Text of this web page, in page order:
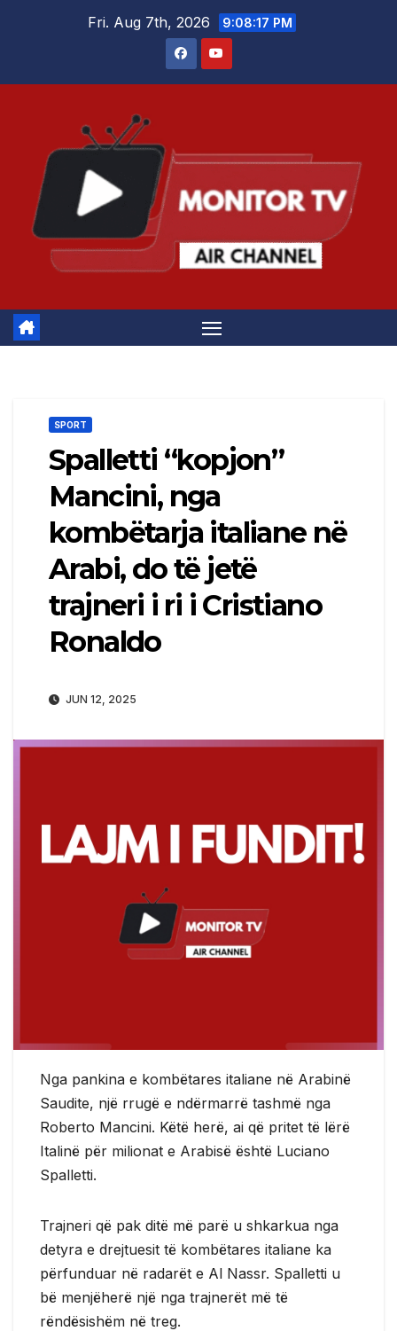
Fri. Aug 7th, 2026 9:08:17 PM
SPORT
Spalletti “kopjon”
Mancini, nga
kombëtarja italiane në
Arabi, do të jetë
trajneri i ri i Cristiano
Ronaldo
JUN 12, 2025
Nga pankina e kombëtares italiane në Arabinë
Saudite, një rrugë e ndërmarrë tashmë nga
Roberto Mancini. Këtë herë, ai që pritet të lërë
Italinë për milionat e Arabisë është Luciano
Spalletti.
Trajneri që pak ditë më parë u shkarkua nga
detyra e drejtuesit të kombëtares italiane ka
përfunduar në radarët e Al Nassr. Spalletti u
bë menjëherë një nga trajnerët më të
rëndësishëm në treg.